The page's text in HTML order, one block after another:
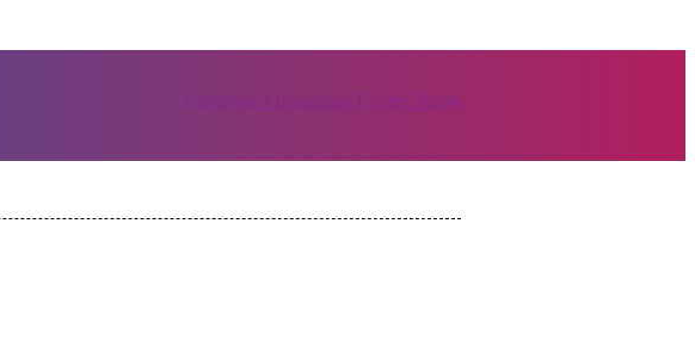
Instagram Twitter Tiktok